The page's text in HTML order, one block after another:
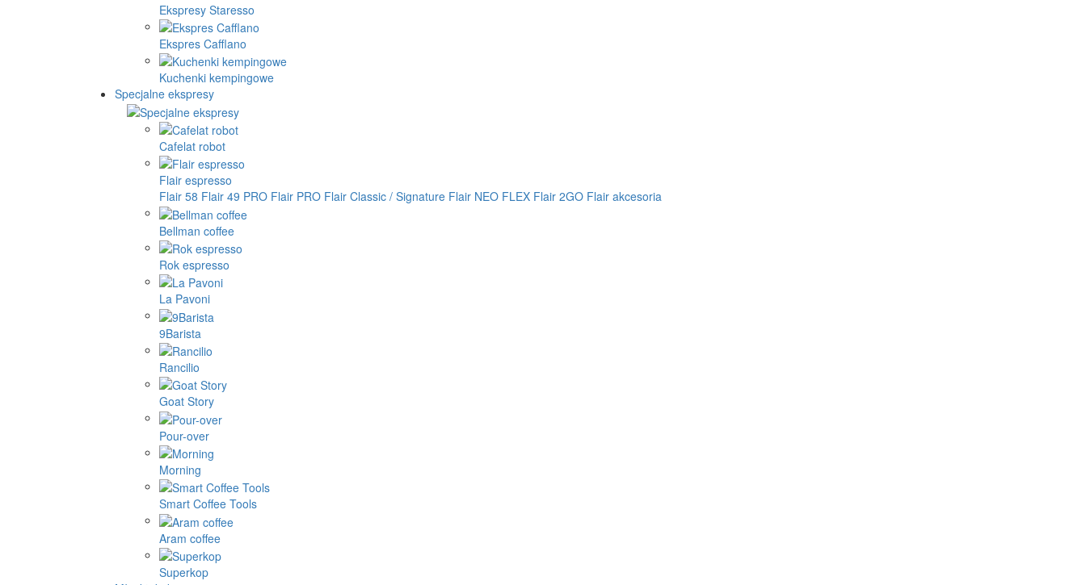
Ekspresy Staresso
Ekspres Cafflano
Kuchenki kempingowe
Specjalne ekspresy
Cafelat robot
Flair espresso
Flair 58 Flair 49 PRO Flair PRO Flair Classic / Signature Flair NEO FLEX Flair 2GO Flair akcesoria
Bellman coffee
Rok espresso
La Pavoni
9Barista
Rancilio
Goat Story
Pour-over
Morning
Smart Coffee Tools
Aram coffee
Superkop